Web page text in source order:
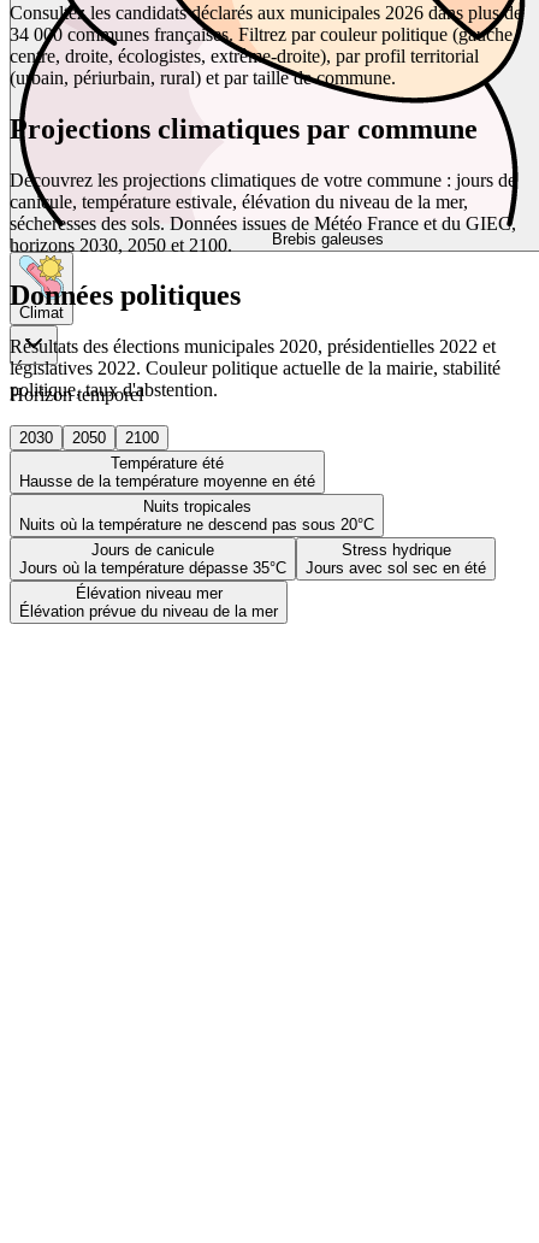
Brebis galeuses
Climat
Horizon temporel
2030 2050
2100
Température été
Hausse de la température moyenne en été
Nuits tropicales
Nuits où la température ne descend pas sous 20°C
Jours de canicule
Jours où la température dépasse 35°C
Stress hydrique
Jours avec sol sec en été
Élévation niveau mer
Élévation prévue du niveau de la mer
Consultez les candidats déclarés aux municipales 2026 dans plus de
34 000 communes françaises. Filtrez par couleur politique (gauche,
centre, droite, écologistes, extrême-droite), par profil territorial
(urbain, périurbain, rural) et par taille de commune.
Projections climatiques par commune
Découvrez les projections climatiques de votre commune : jours de
canicule, température estivale, élévation du niveau de la mer,
sécheresses des sols. Données issues de Météo France et du GIEC,
horizons 2030, 2050 et 2100.
Données politiques
Résultats des élections municipales 2020, présidentielles 2022 et
législatives 2022. Couleur politique actuelle de la mairie, stabilité
politique, taux d'abstention.